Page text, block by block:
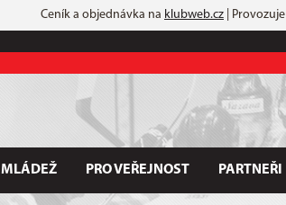
Ceník a objednávka na klubweb.cz | Provozuje
MLÁDEŽ PRO VEŘEJNOST PARTNEŘI